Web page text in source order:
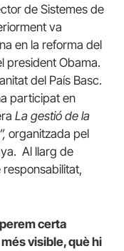
de Sistemes de
va
en la reforma del
president Obama.
del País Basc.
participat en
La gestió de la
organitzada pel
Al llarg de
responsabilitat,
certa
visible, què hi